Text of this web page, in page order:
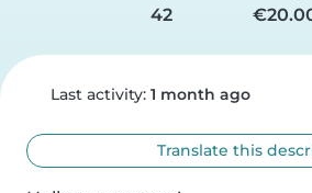
42
Last activity: 1 month ago
Translate this